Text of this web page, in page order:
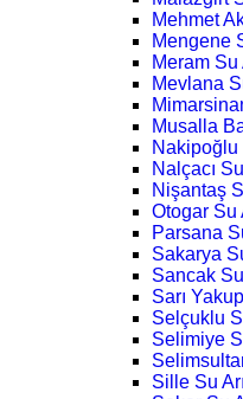
Mehmet
Mengene
Meram Su
Mevlana
Musalla
Nakipoğlu
Nalçacı
Nişantaş
Otogar Su
Parsana
Sakarya
Sancak
Sarı
Selçuklu
Selimiye
Sille Su